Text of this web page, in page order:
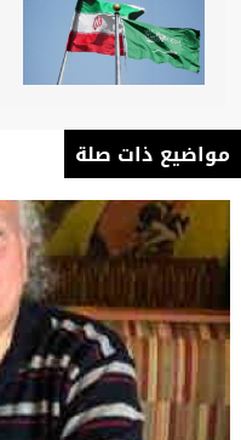
مواضيع ذات صلة